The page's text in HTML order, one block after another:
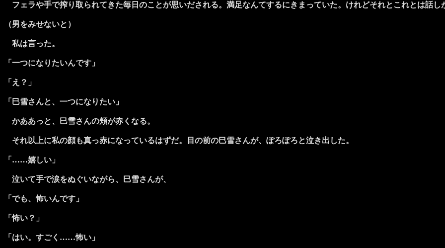
フェラや手で搾り取られてきた毎日のことが思いだされる。満足なんてするにきまっていた。けれどそれとこれとは話し
（男をみせないと）
私は言った。
「一つになりたいんです」
「え？」
「巳雪さんと、一つになりたい」
かああっと、巳雪さんの頬が赤くなる。
それ以上に私の顔も真っ赤になっているはずだ。目の前の巳雪さんが、ぽろぽろと泣き出した。
「……嬉しい」
泣いて手で涙をぬぐいながら、巳雪さんが、
「でも、怖いんです」
「怖い？」
「はい。すごく……怖い」